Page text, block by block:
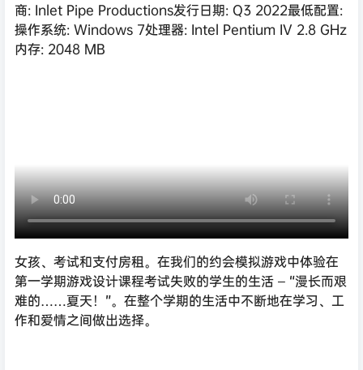
商: Inlet Pipe Productions发行日期: Q3 2022最低配置:
操作系统: Windows 7处理器: Intel Pentium IV 2.8 GHz
内存: 2048 MB
女孩、考试和支付房租。在我们的约会模拟游戏中体验在
第一学期游戏设计课程考试失败的学生的生活 – “漫长而艰
难的……夏天！”。在整个学期的生活中不断地在学习、工
作和爱情之间做出选择。